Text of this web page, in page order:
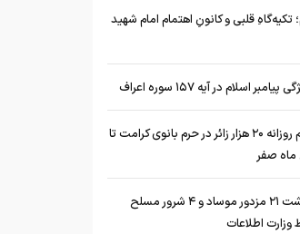
تکیه‌گاهِ قلبی و کانونِ اهتمام امام شهید
اطعام روزانه ۲۰ هزار زائر در حرم بانوی کرامت تا
ماه صفر
بازداشت ۲۱ مزدور موساد و ۴ شرور مسلح
وزارت اطلاعات